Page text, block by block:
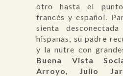
otro hasta el
francés y español.
sienta
hispanas, su padre
y la nutre con
Buena Vista
Arroyo, Julio